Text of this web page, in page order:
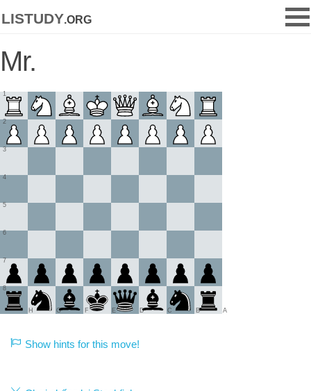
listudy.org
Mr.
1
2
3
4
5
6
7
8
A
B
C
D
E
F
G
H
Show hints for this move!